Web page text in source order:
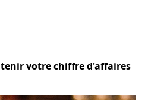
votre chiffre d'affaires